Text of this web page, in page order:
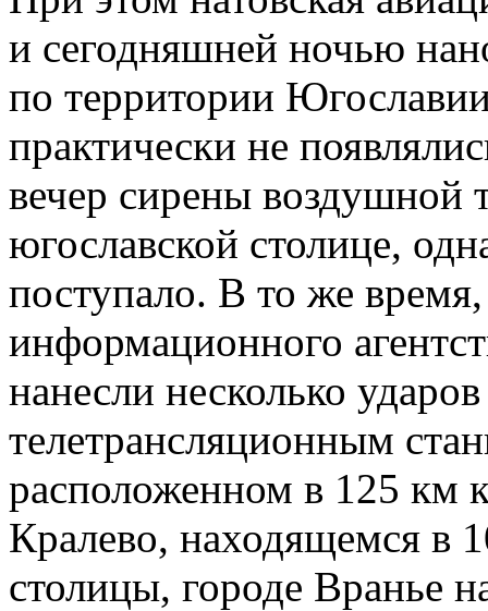
и сегодняшней ночью
по территории
практически не
вечер сирены воздушной
югославской столице,
поступало. В то же
информационного
нанесли несколько
телетрансляционным
расположенном в 125 км
Кралево, находящемся в
столицы, городе Вранье